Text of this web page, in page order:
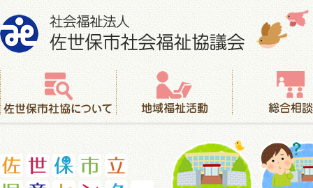
社会福祉法人 佐世保市社会福祉協議会
佐世保市社協について
地域福祉活動 総合相談